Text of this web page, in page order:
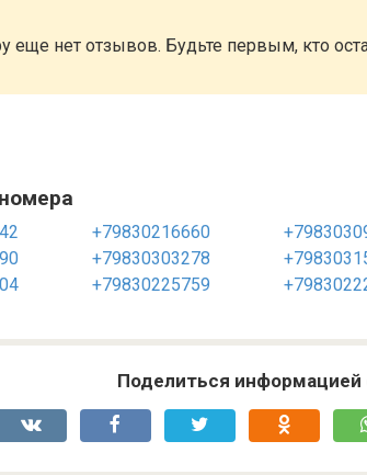
еще нет отзывов. Будьте первым, кто
+79830216660
+79830303278
+79830225759
Поделиться информацией